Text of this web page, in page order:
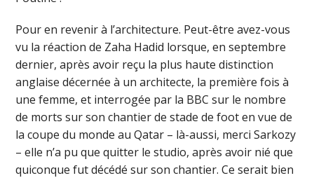
Pour en revenir à l’architecture. Peut-être avez-vous
vu la réaction de Zaha Hadid lorsque, en septembre
dernier, après avoir reçu la plus haute distinction
anglaise décernée à un architecte, la première fois à
une femme, et interrogée par la BBC sur le nombre
de morts sur son chantier de stade de foot en vue de
la coupe du monde au Qatar – là-aussi, merci Sarkozy
– elle n’a pu que quitter le studio, après avoir nié que
quiconque fut décédé sur son chantier. Ce serait bien